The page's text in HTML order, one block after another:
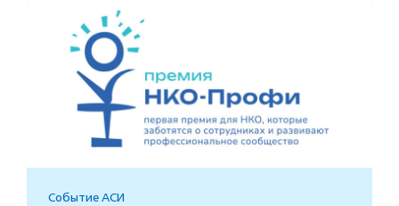
Событие АСИ